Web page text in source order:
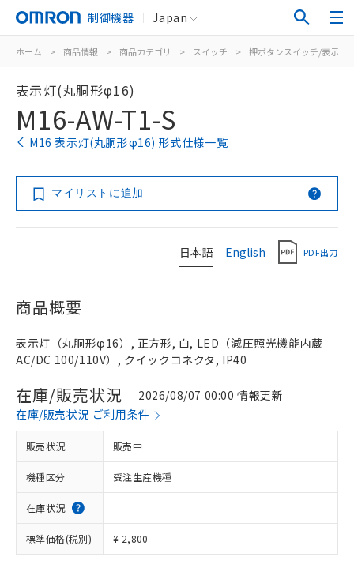
制御機器 Japan
ホーム > 商品情報 > 商品カテゴリ > スイッチ > 押ボタンスイッチ/表示灯
表示灯(丸胴形φ16)
M16-AW-T1-S
M16 表示灯(丸胴形φ16) 形式仕様一覧
マイリストに追加
日本語 English PDF出力
商品概要
表示灯（丸胴形φ16）, 正方形, 白, LED（減圧照光機能内蔵
AC/DC 100/110V）, クイックコネクタ, IP40
在庫/販売状況
2026/08/07 00:00 情報更新
在庫/販売状況 ご利用条件
販売状況 販売中
機種区分 受注生産機種
在庫状況
標準価格(税別) ¥ 2,800